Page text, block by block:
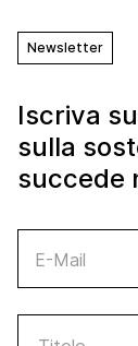
Newsletter
Iscriva
sulla
succede
E-Mail